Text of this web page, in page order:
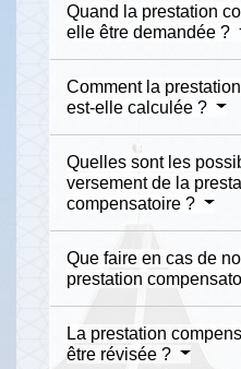
Quand la prestation
elle être demandée ?
Comment la
est-elle calculée ?
Quelles sont les
versement de la
compensatoire ?
Que faire en cas de
prestation
La prestation
être révisée ?